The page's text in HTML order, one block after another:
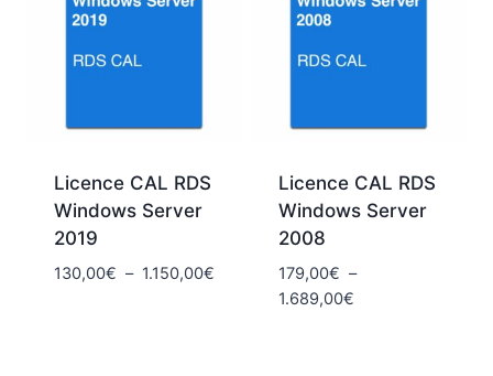
Licence CAL RDS
Windows Server
2019
130,00€ – 1.150,00€Plage
Licence CAL RDS
Windows Server
2008
179,00€ –
1.689,00€Plage